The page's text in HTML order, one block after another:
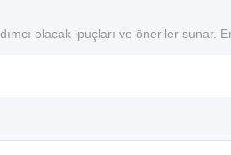
olacak ipuçları ve öneriler sunar.